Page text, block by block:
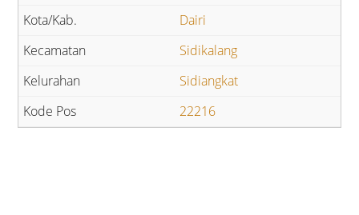
Dairi
Sidikalang
Sidiangkat
22216